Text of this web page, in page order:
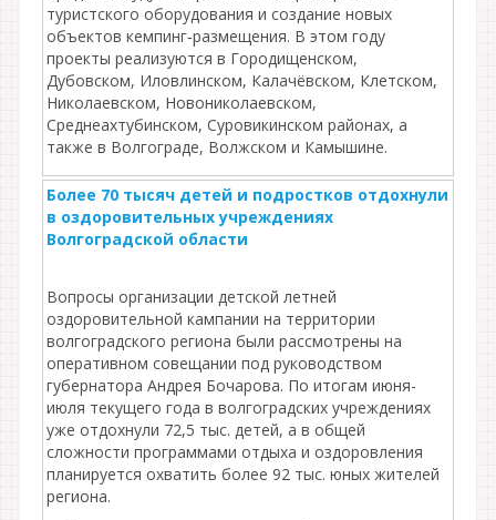
туристского оборудования и создание новых
объектов кемпинг‑размещения. В этом году
проекты реализуются в Городищенском,
Дубовском, Иловлинском, Калачёвском, Клетском,
Николаевском, Новониколаевском,
Среднеахтубинском, Суровикинском районах, а
также в Волгограде, Волжском и Камышине.
Более 70 тысяч детей и подростков отдохнули
в оздоровительных учреждениях
Волгоградской области
Вопросы организации детской летней
оздоровительной кампании на территории
волгоградского региона были рассмотрены на
оперативном совещании под руководством
губернатора Андрея Бочарова. По итогам июня-
июля текущего года в волгоградских учреждениях
уже отдохнули 72,5 тыс. детей, а в общей
сложности программами отдыха и оздоровления
планируется охватить более 92 тыс. юных жителей
региона.